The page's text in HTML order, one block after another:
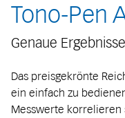
Tono-Pen
Genaue
Das preisgekrönte
ein einfach zu
Messwerte korrelieren